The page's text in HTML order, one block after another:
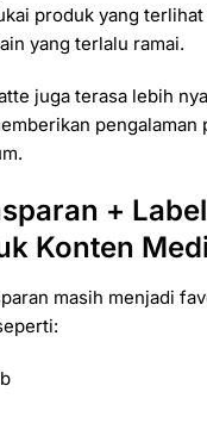
produk yang
yang terlalu ramai.
juga terasa lebih
pengalaman
+
Konten
masih menjadi